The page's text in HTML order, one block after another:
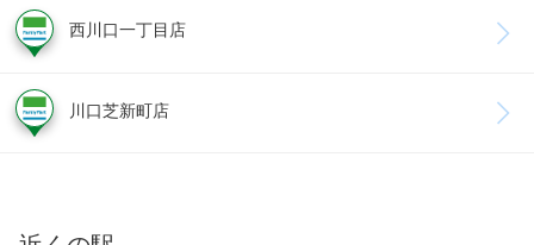
西川口一丁目店
川口芝新町店